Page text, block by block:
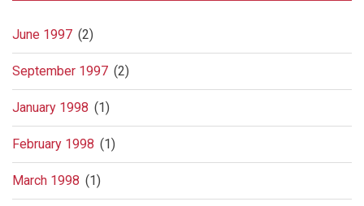
June 1997 (2)
September 1997 (2)
January 1998 (1)
February 1998 (1)
March 1998 (1)